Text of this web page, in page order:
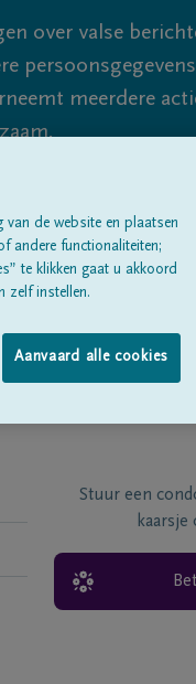
over valse
meerdere
Over ons
Stuur een
de website en plaatsen
andere functionaliteiten;
te klikken gaat u akkoord
zelf instellen.
Aanvaard alle cookies